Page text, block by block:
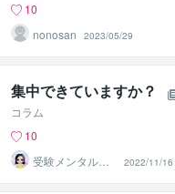
10
nonosan
2023/05/29
集中できていますか？
コラム
10
受験メンタルト
レーナー イロ
ハル
2022/11/16